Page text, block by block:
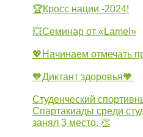
🏆Кросс нации -2024!
💥Семинар от «Lamel»
💖Начинаем отмечать
🧡Диктант здоровья🧡
Студенческий
Спартакиады среди
занял 3 место. 👏